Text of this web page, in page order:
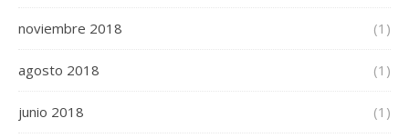
noviembre 2018 (1)
agosto 2018 (1)
junio 2018 (1)